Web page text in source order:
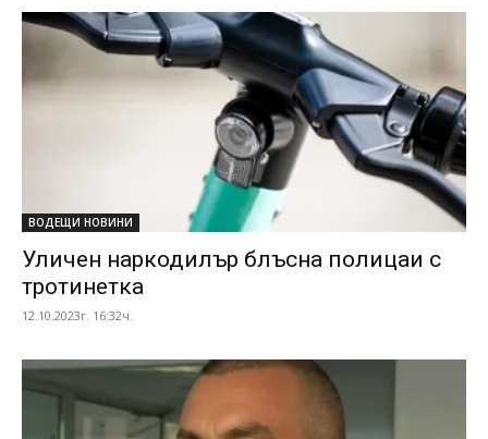
ВОДЕЩИ НОВИНИ
Уличен наркодилър блъсна полицаи с
тротинетка
12.10.2023г. 16:32ч.